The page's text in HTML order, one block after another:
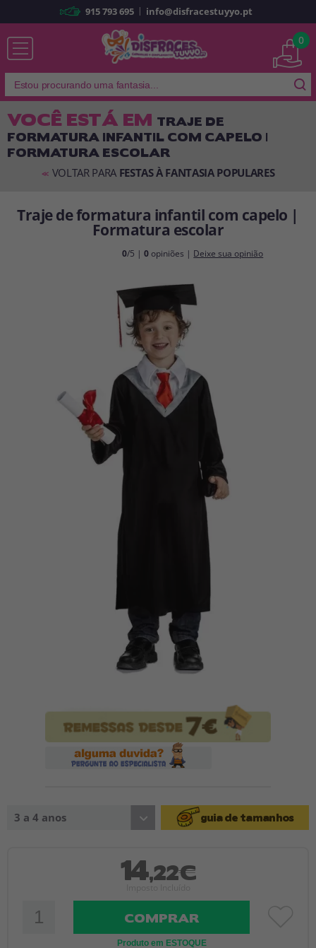
Já sou cliente
Lembrar-me Esqueceu sua senha?
ENTRAR
É a minha primeira vez
Sou novo
compras rapidamente em nossa loja virtual, verificar o status de seus
pedidos e consultar suas operações anteriores.
Vá em frente! Estávamos esperando por você.
CRIAR CONTA
915 793 695 | info@disfracestuyyo.pt
0
VOCÊ ESTÁ EM TRAJE DE
FORMATURA INFANTIL COM CAPELO |
FORMATURA ESCOLAR
<< VOLTAR PARA FESTAS À FANTASIA POPULARES
Traje de formatura infantil com capelo |
Formatura escolar
0/5 |0 opiniões | Deixe sua opinião
3 a 4 anos guia de tamanhos
14,22€
COMPRAR
Produto em ESTOQUE